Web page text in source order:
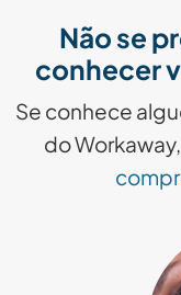
Não se
conhecer
Se conhece
do